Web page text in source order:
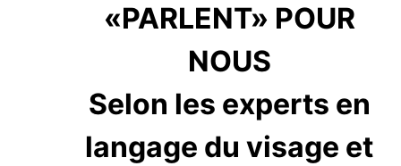
«PARLENT» POUR
NOUS
Selon les experts en
langage du visage et